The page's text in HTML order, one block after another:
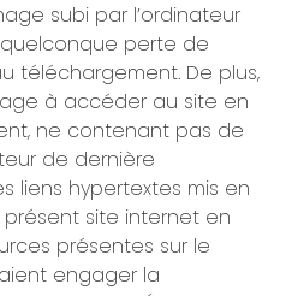
subi par l’ordinateur
quelconque perte de
téléchargement. De plus,
à accéder au site en
ne contenant pas de
de dernière
liens hypertextes mis en
site internet en
présentes sur le
engager la